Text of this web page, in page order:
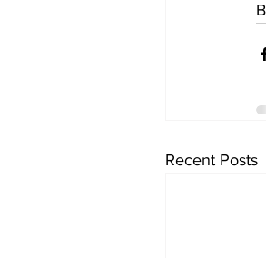
Recent Posts